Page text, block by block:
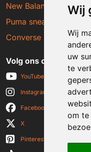
Wij
Wij
uw
te
om te
New Balance sneakers
Puma sneakers
Converse sneakers
Volg ons op social
YouTube
Instagram
Facebook
X
Pinterest